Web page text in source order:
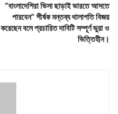
“বাংলাদেশিরা ভিসা ছাড়াই ভারতে আসতে
পারবেন” শীর্ষক মন্তব্য থালাপতি বিজয়
করেছেন বলে প্রচারিত দাবিটি সম্পূর্ণ ভুয়া ও
ভিত্তিহীন।